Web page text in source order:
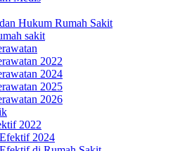
Hukum Rumah Sakit
sakit
2022
2024
2025
2026
2022
2024